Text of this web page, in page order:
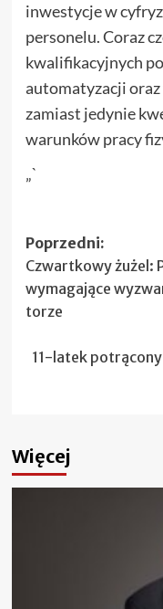
inwestycje w
personelu. Coraz
kwalifikacyjnych
automatyzacji
zamiast jedynie
warunków pracy
„`
Zobacz
wpisy
Poprzedni:
Czwartkowy żużel:
wymagające
torze
11-latek
Więcej